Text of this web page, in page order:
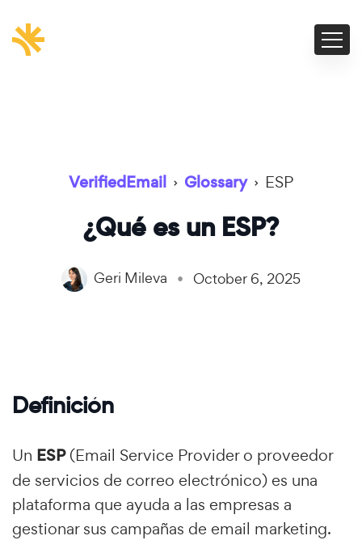
VerifiedEmail › Glossary › ESP
¿Qué es un ESP?
Geri Mileva October 6, 2025
Definición
Un ESP(Email Service Provider o proveedor
de servicios de correo electrónico) es una
plataforma que ayuda a las empresas a
gestionar sus campañas de email marketing.